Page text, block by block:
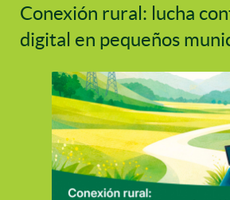
Conexión rural: lucha
digital en pequeños